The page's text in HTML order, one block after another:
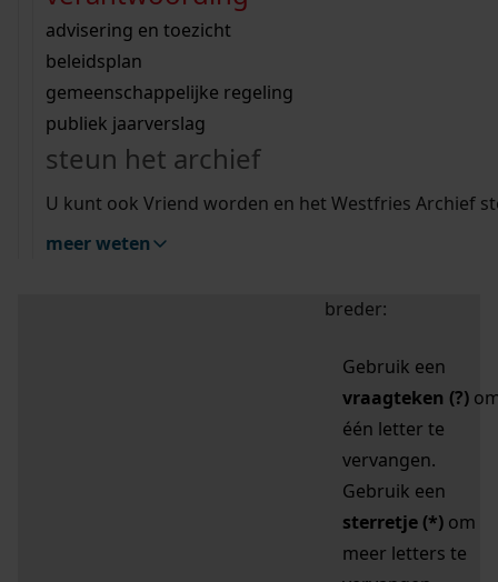
bouwvergunningen
omgevingsvergunningen
vergunningen
beeld en geluid
uitleg nodig?
Wij helpen u op weg met een aantal zoektips.
bekijk alle zoektips
Wij helpen u op weg met een aantal zoektips.
bekijk alle zoektips
bekijk ons geschiedenislokaal
advisering en toezicht
beleidsplan
gemeenschappelijke regeling
publiek jaarverslag
steun het archief
U kunt ook Vriend worden en het Westfries Archief
meer weten
zoektips
Mijn Studiezaal (inloggen)
uw zoekopdracht te
breder:
Gebruik een
vraagteken (?)
één letter te
vervangen.
Gebruik een
sterretje (*) om
meer letters te